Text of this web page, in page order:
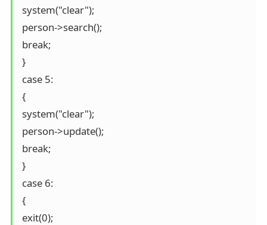
system("clear");
person->search();
break;
}
case 5:
{
system("clear");
person->update();
break;
}
case 6:
{
exit(0);